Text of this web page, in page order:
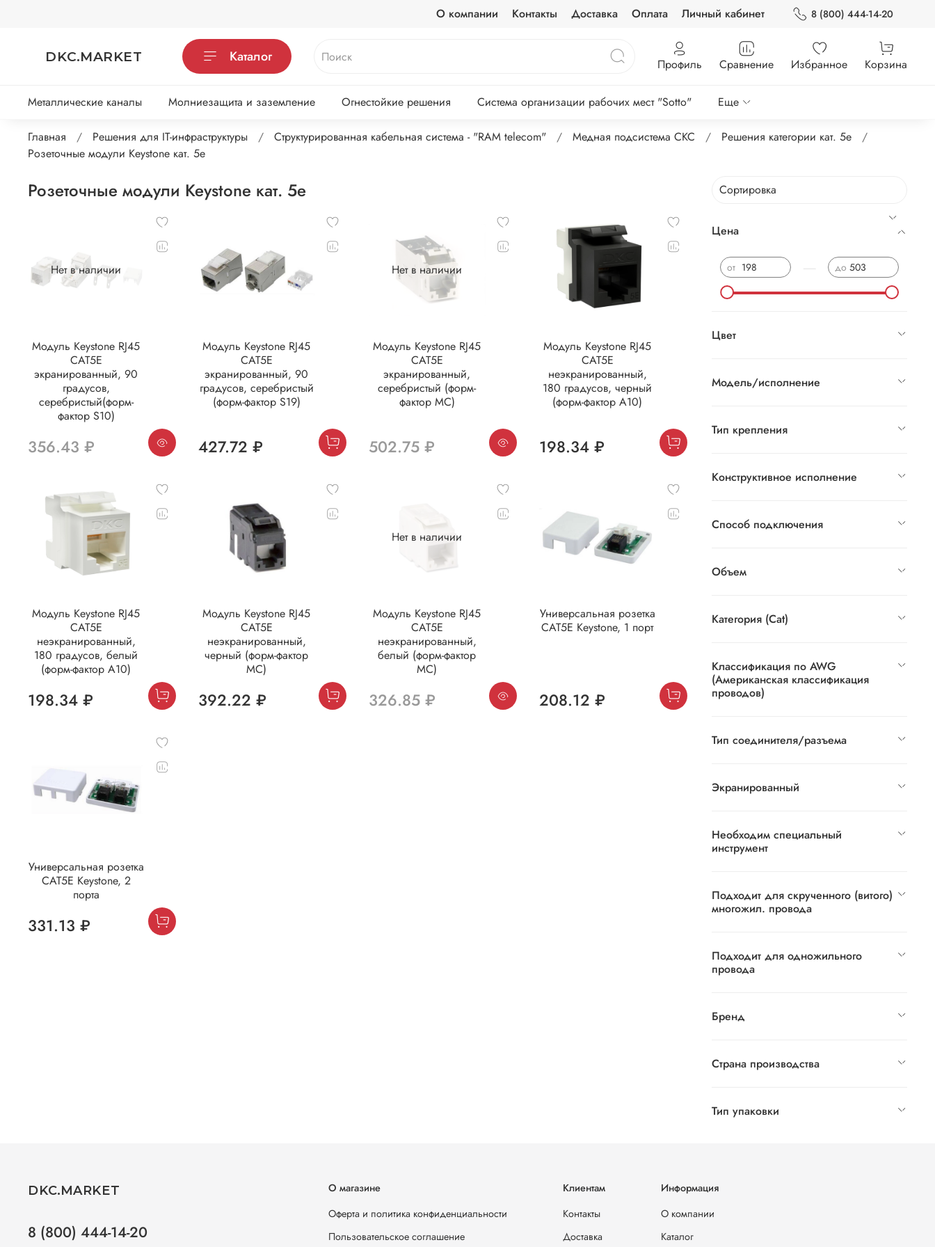
О компании Контакты Доставка Оплата Личный кабинет 8 (800) 444-14-20
DKC.MARKET Каталог Профиль Сравнение Избранное Корзина
Металлические каналы Молниезащита и заземление Огнестойкие решения Система организации рабочих мест "Sotto" Еще
Главная Решения для IT-инфраструктуры Структурированная кабельная система - "RAM telecom" Медная подсистема СКС
Решения категории кат. 5е
Розеточные модули Keystone кат. 5е
Розеточные модули Keystone кат. 5е
Нет в наличии
Модуль Keystone RJ45
CAT5E
экранированный, 90
градусов,
серебристый(форм-
фактор S10)
356.43 ₽
Модуль Keystone RJ45
CAT5E
экранированный, 90
градусов, серебристый
(форм-фактор S19)
427.72 ₽
Нет в наличии
Модуль Keystone RJ45
CAT5E
экранированный,
серебристый (форм-
фактор МС)
502.75 ₽
Модуль Keystone RJ45
CAT5E
неэкранированный,
180 градусов, черный
(форм-фактор A10)
198.34 ₽
Модуль Keystone RJ45
CAT5E
неэкранированный,
180 градусов, белый
(форм-фактор A10)
198.34 ₽
Модуль Keystone RJ45
CAT5E
неэкранированный,
черный (форм-фактор
МС)
392.22 ₽
Нет в наличии
Модуль Keystone RJ45
CAT5E
неэкранированный,
белый (форм-фактор
МС)
326.85 ₽
Универсальная розетка
CAT5E Keystone, 1 порт
208.12 ₽
Универсальная розетка
CAT5E Keystone, 2
порта
331.13 ₽
Цена
от до
Цвет
Модель/исполнение
Тип крепления
Конструктивное исполнение
Способ подключения
Объем
Категория (Cat)
Классификация по AWG
(Американская классификация
проводов)
Тип соединителя/разъема
Экранированный
Необходим специальный
инструмент
Подходит для скрученного (витого)
многожил. провода
Подходит для одножильного
провода
Бренд
Страна производства
Тип упаковки
О магазине
Оферта и политика конфиденциальности
Пользовательское соглашение
Клиентам
Контакты
Доставка
Информация
О компании
Каталог
DKC.MARKET
8 (800) 444-14-20